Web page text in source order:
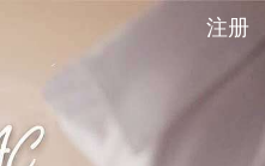
注册